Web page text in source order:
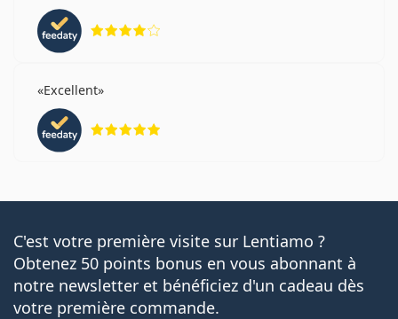
Excellent
C'est votre première visite sur Lentiamo ?
Obtenez 50 points bonus en vous abonnant à
notre newsletter et bénéficiez d'un cadeau dès
votre première commande.